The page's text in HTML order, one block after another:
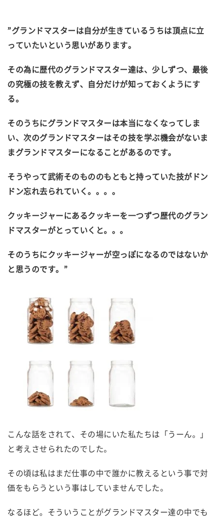
”グランドマスターは自分が生きているうちは頂点に立
っていたいという思いがあります。
その為に歴代のグランドマスター達は、少しずつ、最後
の究極の技を教えず、自分だけが知っておくようにす
る。
そのうちにグランドマスターは本当になくなってしま
い、次のグランドマスターはその技を学ぶ機会がないま
まグランドマスターになることがあるのです。
そうやって武術そのもののもともと持っていた技がドン
ドン忘れ去られていく。。。。
クッキージャーにあるクッキーを一つずつ歴代のグラン
ドマスターがとっていくと。。。
そのうちにクッキージャーが空っぽになるのではないか
と思うのです。”
こんな話をされて、その場にいた私たちは「うーん。」
と考えさせられたのでした。
その頃は私はまだ仕事の中で誰かに教えるという事で対
価をもらうという事はしていませんでした。
なるほど。そういうことがグランドマスター達の中でも